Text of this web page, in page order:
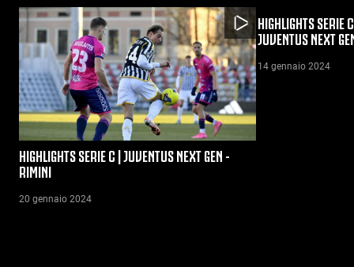
HIGHLIGHTS SERIE C | JUVENTUS NEXT GEN -
RIMINI
20 gennaio 2024
HIGHLIGHTS SERIE
JUVENTUS NEXT
14 gennaio 2024